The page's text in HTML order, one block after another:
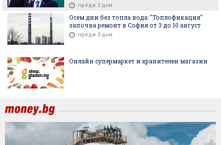
преди 2 дни
Осем дни без топла вода: "Топлофикация"
започва ремонт в София от 3 до 10 август
преди 3 дни
Онлайн супермаркет и хранителен магазин